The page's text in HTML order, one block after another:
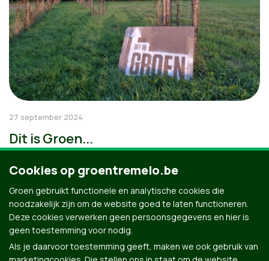
27 september 2024
Dit is Groen...
Cookies op groentremelo.be
Groen gebruikt functionele en analytische cookies die
noodzakelijk zijn om de website goed te laten functioneren.
Deze cookies verwerken geen persoonsgegevens en hier is
geen toestemming voor nodig.
Als je daarvoor toestemming geeft, maken we ook gebruik van